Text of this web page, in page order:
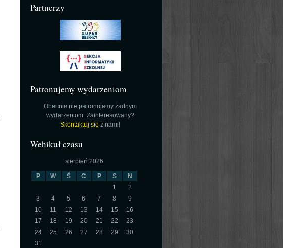
Partnerzy
Patronujemy wydarzeniom
Obecnie nie patronujemy żadnym
wydarzeniom. Zainteresowany?
Skontaktuj się z nami!
Wehikuł czasu
sierpień 2026
P W Ś C P S
N
1
2
3
4 5 6 7 8
9
10
11 12 13 14 15
16
17
18 19 20 21 22
23
24
25 26 27 28 29
30
31